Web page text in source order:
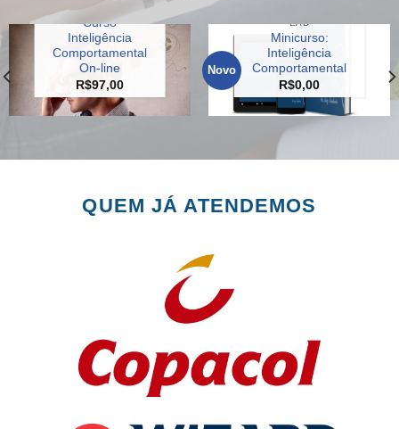
Curso
Inteligência
Comportamental
On-line
R$97,00
Novo
EAD
Minicurso:
Inteligência
Comportamental
R$0,00
QUEM JÁ ATENDEMOS